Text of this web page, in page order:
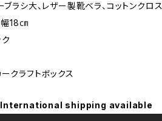
ブラシ大、レザー製靴ベラ、コットンクロス
18㎝
ークラフトボックス
International shipping available